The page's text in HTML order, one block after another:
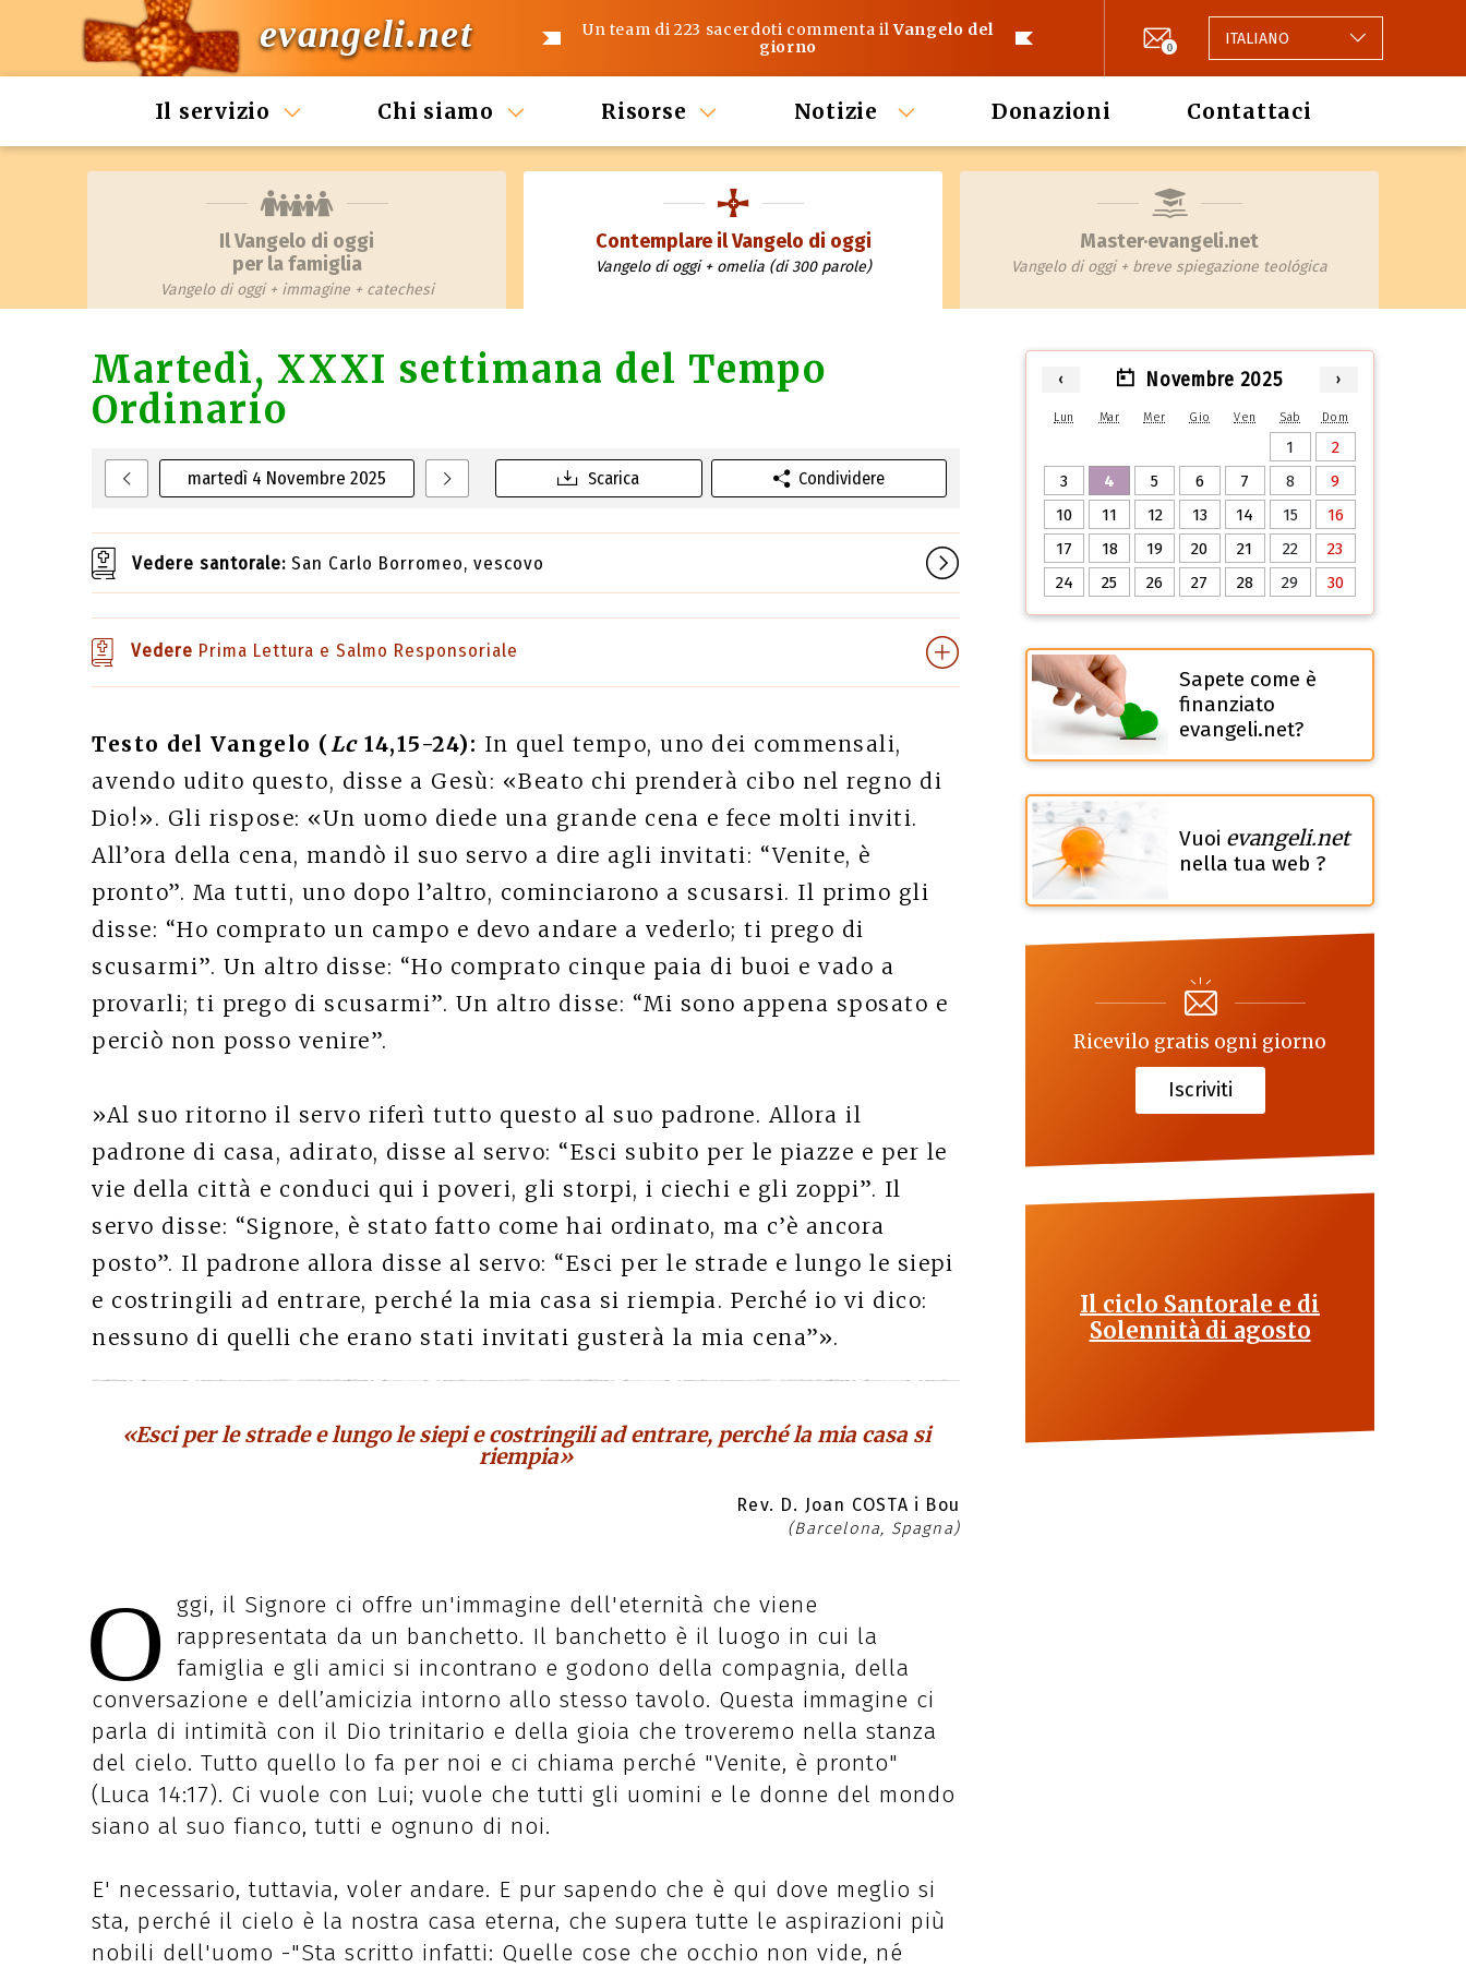
evangeli.net Un team di 223 sacerdoti commenta ilVangelo del
giorno
0 ITALIANO
Il servizio Chi siamo Risorse Notizie Donazioni Contattaci
Il Vangelo di oggi
per la famiglia
Vangelo di oggi + immagine + catechesi
Contemplare il Vangelo di oggi
Vangelo di oggi + omelia (di 300 parole)
Master·evangeli.net
Vangelo di oggi + breve spiegazione teológica
martedì 4 Novembre 2025
Vedere santorale: San Carlo Borromeo, vescovo
Martedì, XXXI settimana del Tempo
Ordinario
Scarica Condividere
Vedere Prima Lettura e Salmo Responsoriale
Testo del Vangelo (Lc14,15-24): In quel tempo, uno dei commensali,
avendo udito questo, disse a Gesù: «Beato chi prenderà cibo nel regno di
Dio!». Gli rispose: «Un uomo diede una grande cena e fece molti inviti.
All’ora della cena, mandò il suo servo a dire agli invitati: “Venite, è
pronto”. Ma tutti, uno dopo l’altro, cominciarono a scusarsi. Il primo gli
disse: “Ho comprato un campo e devo andare a vederlo; ti prego di
scusarmi”. Un altro disse: “Ho comprato cinque paia di buoi e vado a
provarli; ti prego di scusarmi”. Un altro disse: “Mi sono appena sposato e
perciò non posso venire”.
»Al suo ritorno il servo riferì tutto questo al suo padrone. Allora il
padrone di casa, adirato, disse al servo: “Esci subito per le piazze e per le
vie della città e conduci qui i poveri, gli storpi, i ciechi e gli zoppi”. Il
servo disse: “Signore, è stato fatto come hai ordinato, ma c’è ancora
posto”. Il padrone allora disse al servo: “Esci per le strade e lungo le siepi
e costringili ad entrare, perché la mia casa si riempia. Perché io vi dico:
nessuno di quelli che erano stati invitati gusterà la mia cena”».
«Esci per le strade e lungo le siepi e costringili ad entrare, perché la mia casa si
riempia»
Rev. D. Joan COSTA i Bou
(Barcelona, Spagna)
O ggi, il Signore ci offre un'immagine dell'eternità che viene
rappresentata da un banchetto. Il banchetto è il luogo in cui la
famiglia e gli amici si incontrano e godono della compagnia, della
conversazione e dell’amicizia intorno allo stesso tavolo. Questa immagine ci
parla di intimità con il Dio trinitario e della gioia che troveremo nella stanza
del cielo. Tutto quello lo fa per noi e ci chiama perché "Venite, è pronto"
(Luca 14:17). Ci vuole con Lui; vuole che tutti gli uomini e le donne del mondo
siano al suo fianco, tutti e ognuno di noi.
E' necessario, tuttavia, voler andare. E pur sapendo che è qui dove meglio si
sta, perché il cielo è la nostra casa eterna, che supera tutte le aspirazioni più
nobili dell'uomo -"Sta scritto infatti: Quelle cose che occhio non vide, né
‹ Novembre 2025 ›
Lun Mar Mer Gio Ven Sab Dom
1
2
3
4 5 6 7 8
9
10
11 12 13 14 15
16
17
18 19 20 21 22
23
24
25 26 27 28 29 30
Sapete come è
finanziato
evangeli.net?
Vuoi evangeli.net
nella tua web ?
Ricevilo gratis ogni giorno
Iscriviti
Il ciclo Santorale e di
Solennità di agosto